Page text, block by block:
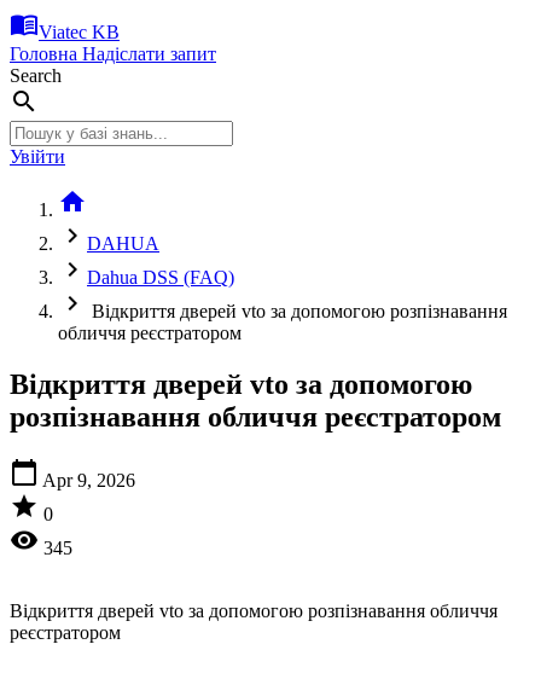
menu_bookViatec KB
Головна Надіслати запит
Search
search
Увійти
home
chevron_right DAHUA
chevron_right Dahua DSS (FAQ)
chevron_right
Відкриття дверей vto за допомогою розпізнавання
обличчя реєстратором
Відкриття дверей vto за допомогою
розпізнавання обличчя реєстратором
calendar_today Apr 9, 2026
star 0
visibility 345
Відкриття дверей vto за допомогою розпізнавання обличчя
реєстратором